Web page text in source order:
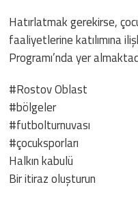
Hatırlatmak gerekirse,
faaliyetlerine katılımına
Programı’nda yer
#Rostov Oblast
#bölgeler
#futbolturnuvası
#çocuksporları
Halkın kabulü
Bir itiraz oluşturun